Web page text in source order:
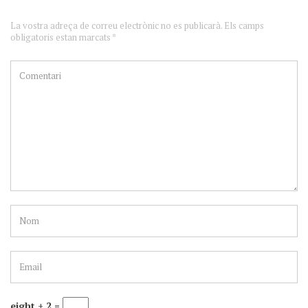
La vostra adreça de correu electrònic no es publicarà. Els camps
obligatoris estan marcats *